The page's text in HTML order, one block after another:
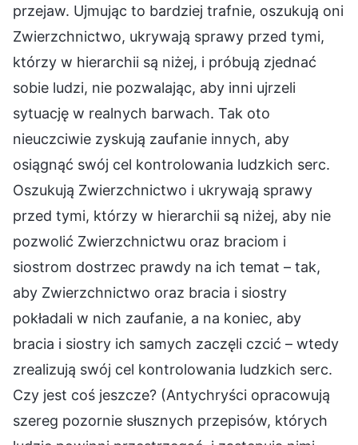
przejaw. Ujmując to bardziej trafnie, oszukują oni
Zwierzchnictwo, ukrywają sprawy przed tymi,
którzy w hierarchii są niżej, i próbują zjednać
sobie ludzi, nie pozwalając, aby inni ujrzeli
sytuację w realnych barwach. Tak oto
nieuczciwie zyskują zaufanie innych, aby
osiągnąć swój cel kontrolowania ludzkich serc.
Oszukują Zwierzchnictwo i ukrywają sprawy
przed tymi, którzy w hierarchii są niżej, aby nie
pozwolić Zwierzchnictwu oraz braciom i
siostrom dostrzec prawdy na ich temat – tak,
aby Zwierzchnictwo oraz bracia i siostry
pokładali w nich zaufanie, a na koniec, aby
bracia i siostry ich samych zaczęli czcić – wtedy
zrealizują swój cel kontrolowania ludzkich serc.
Czy jest coś jeszcze? (Antychryści opracowują
szereg pozornie słusznych przepisów, których